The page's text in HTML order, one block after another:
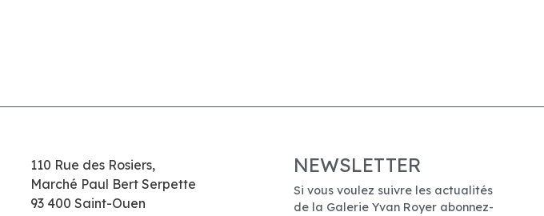
110 Rue des Rosiers,
Marché Paul Bert Serpette
93 400 Saint-Ouen
NEWSLETTER
Si vous voulez suivre les actualités
de la Galerie Yvan Royer abonnez-